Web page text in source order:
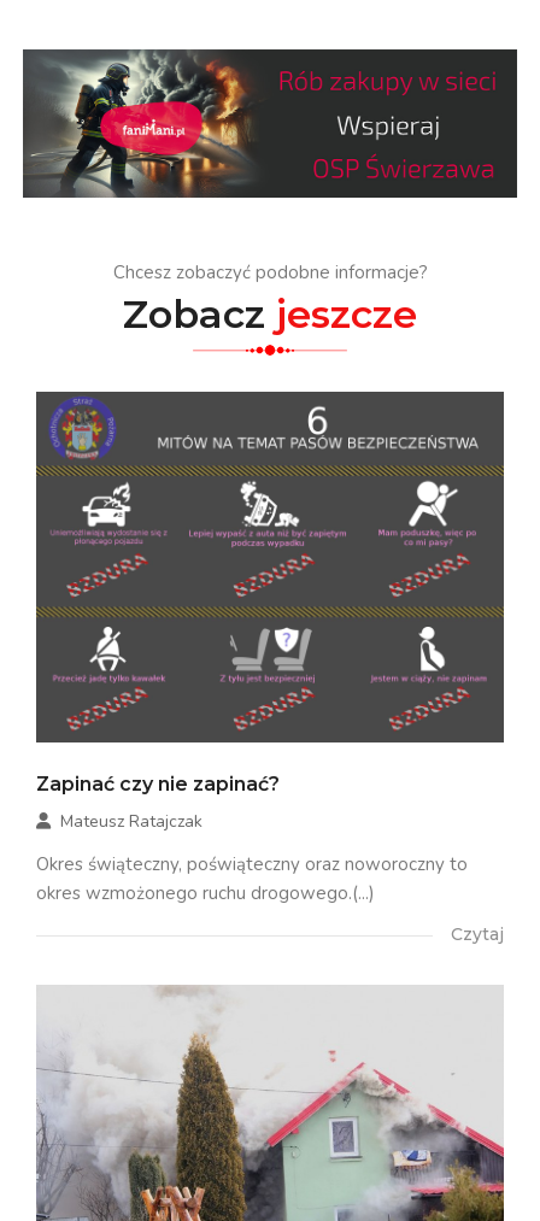
Chcesz zobaczyć podobne informacje?
Zobacz jeszcze
Zapinać czy nie zapinać?
Mateusz Ratajczak
Okres świąteczny, poświąteczny oraz noworoczny to
okres wzmożonego ruchu drogowego.(...)
Czytaj